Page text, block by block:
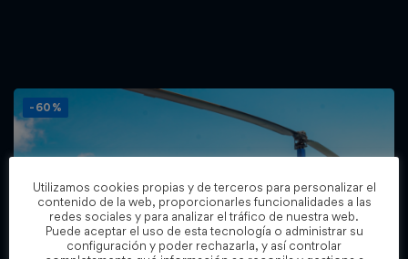
-60%
Utilizamos cookies propias y de terceros para personalizar el
contenido de la web, proporcionarles funcionalidades a las
redes sociales y para analizar el tráfico de nuestra web.
Puede aceptar el uso de esta tecnología o administrar su
configuración y poder rechazarla, y así controlar